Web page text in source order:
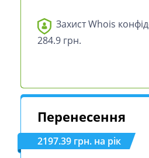
Захист Whois
284.9 грн.
Перенесення
2197.39 грн. на рік